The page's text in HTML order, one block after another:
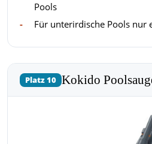
Pools
Für unterirdische Pools nur
Platz 10 Kokido